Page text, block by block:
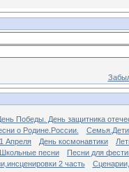
Победы. День защитника
о Родине.России.
1 Апреля День космонавтики
Школьные песни
Песни для
2 часть